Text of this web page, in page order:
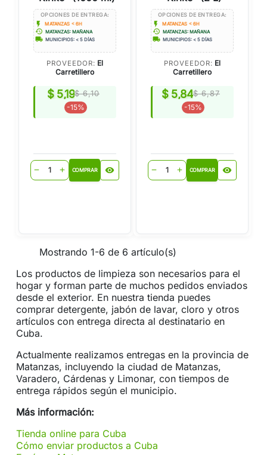
OPCIONES DE ENTREGA:
flash_on MATANZAS < 6H
history MATANZAS: MAÑANA
local_shipping MUNICIPIOS: < 5 DÍAS
PROVEEDOR: El
Carretillero
$ 5,19$ 6,10
-15%
remove add COMPRAR visibility
OPCIONES DE ENTREGA:
flash_on MATANZAS < 6H
history MATANZAS: MAÑANA
local_shipping MUNICIPIOS: < 5 DÍAS
PROVEEDOR: El
Carretillero
$ 5,84$ 6,87
-15%
remove add COMPRAR visibility
Mostrando 1-6 de 6 artículo(s)
Los productos de limpieza son necesarios para el
hogar y forman parte de muchos pedidos enviados
desde el exterior. En nuestra tienda puedes
comprar detergente, jabón de lavar, cloro y otros
artículos con entrega directa al destinatario en
Cuba.
Actualmente realizamos entregas en la provincia de
Matanzas, incluyendo la ciudad de Matanzas,
Varadero, Cárdenas y Limonar, con tiempos de
entrega rápidos según el municipio.
Más información:
Tienda online para Cuba
Cómo enviar productos a Cuba